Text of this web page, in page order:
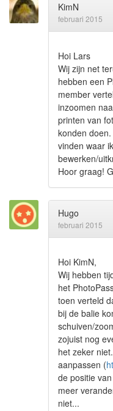
KimN
februari 2015
Hoi Lars
Wij zijn net
hebben een
member
inzoomen
printen van
konden
vinden waar
bewerken/
Hoor graag!
Hugo
februari 2015
Hoi KimN,
Wij hebben
het
toen verteld
bij de balie
schuiven/
zojuist nog
het zeker
aanpassen (
de positie
meer
niet...